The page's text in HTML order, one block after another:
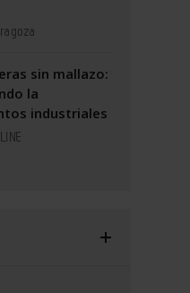
sin mallazo:
la
industriales